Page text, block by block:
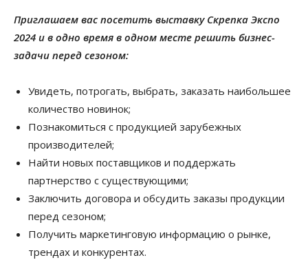
Приглашаем вас посетить выставку Скрепка Экспо
2024 и в одно время в одном месте решить бизнес-
задачи перед сезоном:
Увидеть, потрогать, выбрать, заказать наибольшее
количество новинок;
Познакомиться с продукцией зарубежных
производителей;
Найти новых поставщиков и поддержать
партнерство c существующими;
Заключить договора и обсудить заказы продукции
перед сезоном;
Получить маркетинговую информацию о рынке,
трендах и конкурентах.